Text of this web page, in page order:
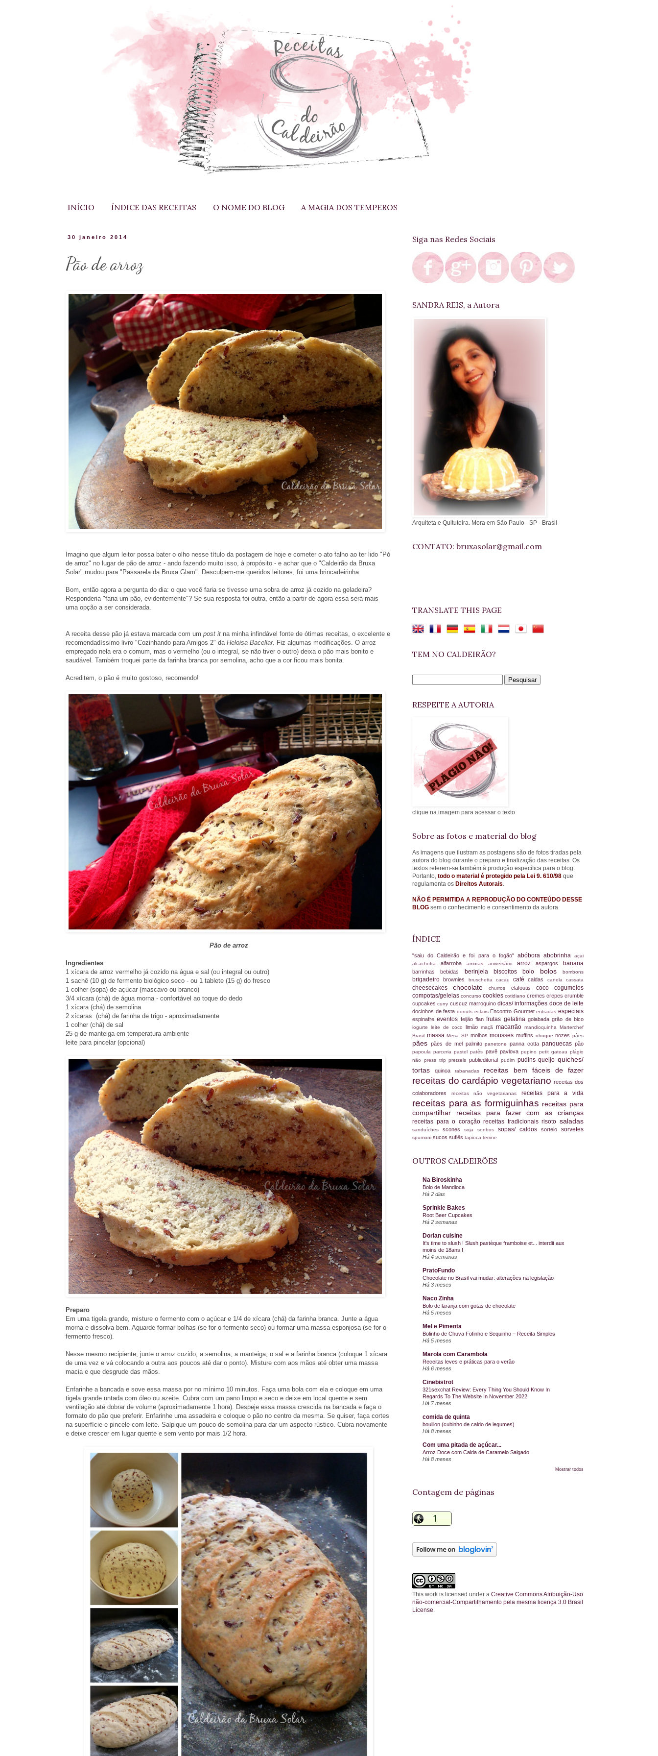
INÍCIO ÍNDICE DAS RECEITAS O NOME DO BLOG A MAGIA DOS TEMPEROS
30 janeiro 2014
Pão de arroz
Imagino que algum leitor possa bater o olho nesse título da postagem de hoje e cometer o ato falho ao ter lido "Pó
de arroz" no lugar de pão de arroz - ando fazendo muito isso, à propósito - e achar que o "Caldeirão da Bruxa
Solar" mudou para "Passarela da Bruxa Glam". Desculpem-me queridos leitores, foi uma brincadeirinha.
Bom, então agora a pergunta do dia: o que você faria se tivesse uma sobra de arroz já cozido na geladeira?
Responderia "faria um pão, evidentemente"? Se sua resposta foi outra, então a partir de agora essa será mais
uma opção a ser considerada.
A receita desse pão já estava marcada com um post it na minha infindável fonte de ótimas receitas, o excelente e
recomendadíssimo livro "Cozinhando para Amigos 2" da Heloisa Bacellar. Fiz algumas modificações. O arroz
empregado nela era o comum, mas o vermelho (ou o integral, se não tiver o outro) deixa o pão mais bonito e
saudável. Também troquei parte da farinha branca por semolina, acho que a cor ficou mais bonita.
Acreditem, o pão é muito gostoso, recomendo!
Pão de arroz
Ingredientes
1 xícara de arroz vermelho já cozido na água e sal (ou integral ou outro)
1 sachê (10 g) de fermento biológico seco - ou 1 tablete (15 g) do fresco
1 colher (sopa) de açúcar (mascavo ou branco)
3/4 xícara (chá) de água morna - confortável ao toque do dedo
1 xícara (chá) de semolina
2 xícaras (chá) de farinha de trigo - aproximadamente
1 colher (chá) de sal
25 g de manteiga em temperatura ambiente
leite para pincelar (opcional)
Preparo
Em uma tigela grande, misture o fermento com o açúcar e 1/4 de xícara (chá) da farinha branca. Junte a água
morna e dissolva bem. Aguarde formar bolhas (se for o fermento seco) ou formar uma massa esponjosa (se for o
fermento fresco).
Nesse mesmo recipiente, junte o arroz cozido, a semolina, a manteiga, o sal e a farinha branca (coloque 1 xícara
de uma vez e vá colocando a outra aos poucos até dar o ponto). Misture com aos mãos até obter uma massa
macia e que desgrude das mãos.
Enfarinhe a bancada e sove essa massa por no mínimo 10 minutos. Faça uma bola com ela e coloque em uma
tigela grande untada com óleo ou azeite. Cubra com um pano limpo e seco e deixe em local quente e sem
ventilação até dobrar de volume (aproximadamente 1 hora). Despeje essa massa crescida na bancada e faça o
formato do pão que preferir. Enfarinhe uma assadeira e coloque o pão no centro da mesma. Se quiser, faça cortes
na superfície e pincele com leite. Salpique um pouco de semolina para dar um aspecto rústico. Cubra novamente
e deixe crescer em lugar quente e sem vento por mais 1/2 hora.
Siga nas Redes Sociais
SANDRA REIS, a Autora
Arquiteta e Quituteira. Mora em São Paulo - SP - Brasil
CONTATO: bruxasolar@gmail.com
TRANSLATE THIS PAGE
TEM NO CALDEIRÃO?
RESPEITE A AUTORIA
clique na imagem para acessar o texto
Sobre as fotos e material do blog
As imagens que ilustram as postagens são de fotos tiradas pela
autora do blog durante o preparo e finalização das receitas. Os
textos referem-se também à produção específica para o blog.
Portanto, todo o material é protegido pela Lei 9. 610/98 que
regulamenta os Direitos Autorais.
NÃO É PERMITIDA A REPRODUÇÃO DO CONTEÚDO DESSE
BLOG sem o conhecimento e consentimento da autora.
ÍNDICE
"saiu do Caldeirão e foi para o fogão" abóbora abobrinhaaçai
alcachofra alfarroba amoras aniversárioarrozaspargos banana
barrinhasbebidas berinjela biscoitos bolo bolosbombons
brigadeirobrownies bruschetta cacaucafécaldas canelacassata
cheesecakeschocolatechurros clafoutis cococogumelos
compotas/geleias concurso cookies cotidiano cremes crepes crumble
cupcakescurry cuscuz marroquino dicas/ informações doce de leite
docinhos de festa donuts eclairs Encontro Gourmetentradas especiais
espinafreeventos feijãoflanfrutas gelatinagoiabadagrão de bico
iogurte leite de coco limão maçã macarrão mandioquinha Marterchef
Brasil massaMesa SP molhosmoussesmuffins nhoquenozespâes
pães pães de mel palmitopanetonepanna cottapanquecaspão
papoulaparceriapastelpatês pavê pavlova pepino petit gateauplágio
não press trippretzels publieditorial pudim pudinsqueijo quiches/
tortasquinoarabanadas receitas bem fáceis de fazer
receitas do cardápio vegetarianoreceitas dos
colaboradores receitas não vegetarianas receitas para a vida
receitas para as formiguinhas receitas para
compartilhar receitas para fazer com as crianças
receitas para o coraçãoreceitas tradicionaisrisotosaladas
sanduíches scones soja sonhos sopas/ caldos sorteio sorvetes
spumoni sucos suflês tapioca terrine
OUTROS CALDEIRÕES
Na Biroskinha
Bolo de Mandioca
Há 2 dias
Sprinkle Bakes
Root Beer Cupcakes
Há 2 semanas
Dorian cuisine
It's time to slush ! Slush pastèque framboise et... interdit aux
moins de 18ans !
Há 4 semanas
PratoFundo
Chocolate no Brasil vai mudar: alterações na legislação
Há 3 meses
Naco Zinha
Bolo de laranja com gotas de chocolate
Há 5 meses
Mel e Pimenta
Bolinho de Chuva Fofinho e Sequinho – Receita Simples
Há 5 meses
Marola com Carambola
Receitas leves e práticas para o verão
Há 6 meses
Cinebistrot
321sexchat Review: Every Thing You Should Know In
Regards To The Website In November 2022
Há 7 meses
comida de quinta
bouillon (cubinho de caldo de legumes)
Há 8 meses
Com uma pitada de açúcar...
Arroz Doce com Calda de Caramelo Salgado
Há 8 meses
Mostrar todos
Contagem de páginas
This work is licensed under a Creative Commons Atribuição-Uso
não-comercial-Compartilhamento pela mesma licença 3.0 Brasil
License.